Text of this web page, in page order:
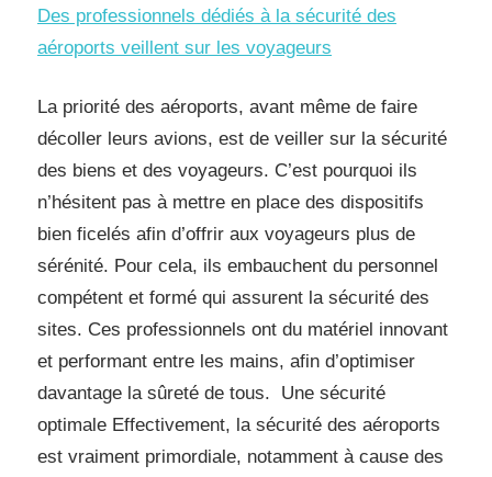
Des professionnels dédiés à la sécurité des
aéroports veillent sur les voyageurs
La priorité des aéroports, avant même de faire
décoller leurs avions, est de veiller sur la sécurité
des biens et des voyageurs. C’est pourquoi ils
n’hésitent pas à mettre en place des dispositifs
bien ficelés afin d’offrir aux voyageurs plus de
sérénité. Pour cela, ils embauchent du personnel
compétent et formé qui assurent la sécurité des
sites. Ces professionnels ont du matériel innovant
et performant entre les mains, afin d’optimiser
davantage la sûreté de tous. Une sécurité
optimale Effectivement, la sécurité des aéroports
est vraiment primordiale, notamment à cause des